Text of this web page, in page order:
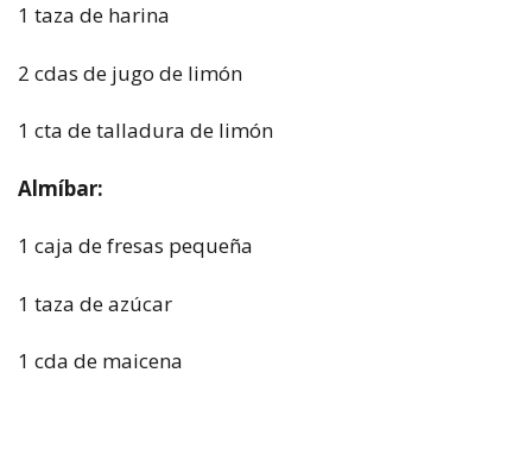
1 taza de harina
2 cdas de jugo de limón
1 cta de talladura de limón
Almíbar:
1 caja de fresas pequeña
1 taza de azúcar
1 cda de maicena